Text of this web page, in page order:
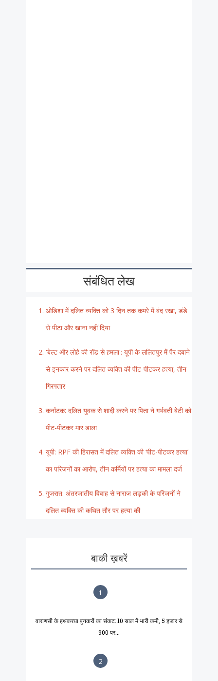
संबंधित लेख
ओडिशा में दलित व्यक्ति को 3 दिन तक कमरे में बंद रखा, डंडे
से पीटा और खाना नहीं दिया
'बेल्ट और लोहे की रॉड से हमला': यूपी के ललितपुर में पैर दबाने
से इनकार करने पर दलित व्यक्ति की पीट-पीटकर हत्या, तीन
गिरफ्तार
कर्नाटक: दलित युवक से शादी करने पर पिता ने गर्भवती बेटी को
पीट-पीटकर मार डाला
यूपी: RPF की हिरासत में दलित व्यक्ति की ‘पीट-पीटकर हत्या’
का परिजनों का आरोप, तीन कर्मियों पर हत्या का मामला दर्ज
गुजरात: अंतरजातीय विवाह से नाराज लड़की के परिजनों ने
दलित व्यक्ति की कथित तौर पर हत्या की
बाकी ख़बरें
1
वाराणसी के हथकरघा बुनकरों का संकट: 10 साल में भारी कमी, 5 हजार से
900 पर...
2